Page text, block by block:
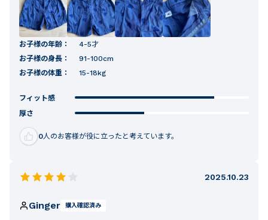
お子様の年齢：
4-5才
お子様の身長：
91-100cm
お子様の体重：
15-18kg
フィット感
厚さ
0人のお客様が役に立ったと考えています。
2025.10.23
Ginger 購入確認済み